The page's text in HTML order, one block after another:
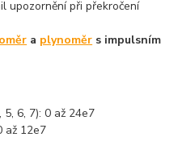
upozornění při překročení
a plynoměr s impulsním
6, 7): 0 až 24e7
až 12e7